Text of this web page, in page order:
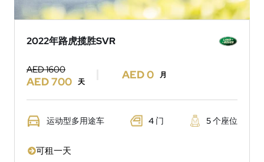
2022年路虎揽胜SVR
AED 1600
AED 700 天
AED 0 月
运动型多用途车 4 门 5 个座位
可租一天